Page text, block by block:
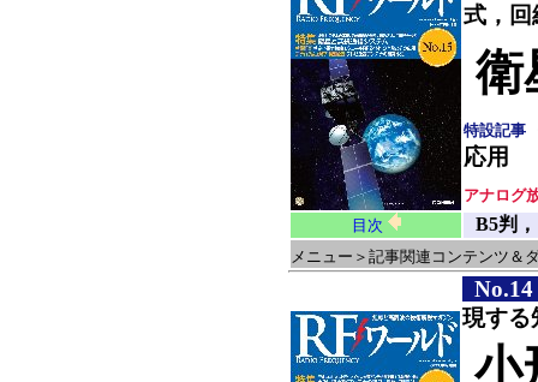
式，回
衛
特設記事
応用
アナログ
目次
B5判
メニュー＞ 記事関連コンテンツ＆
No.14
現する
小